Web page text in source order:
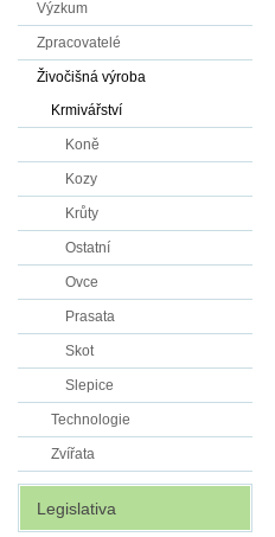
Výzkum
Zpracovatelé
Živočišná výroba
Krmivářství
Koně
Kozy
Krůty
Ostatní
Ovce
Prasata
Skot
Slepice
Technologie
Zvířata
Legislativa